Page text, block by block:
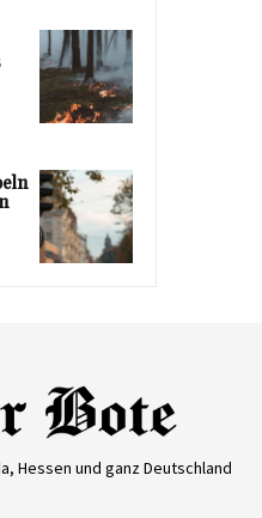
Hessen und ganz Deutschland